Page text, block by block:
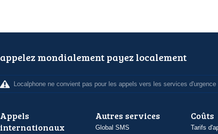
appelez mondialement payez localement
Localphone ne convient pas pour les appels vers les services d'urgence
Appels
internationaux
Autres services
Global SMS
Coûts
Tarifs